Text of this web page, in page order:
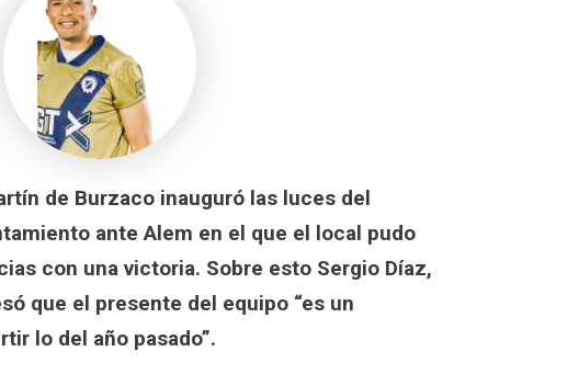
de Burzaco inauguró las luces del
ante Alem en el que el local pudo
con una victoria. Sobre esto Sergio Díaz,
que el presente del equipo “es un
lo del año pasado”.